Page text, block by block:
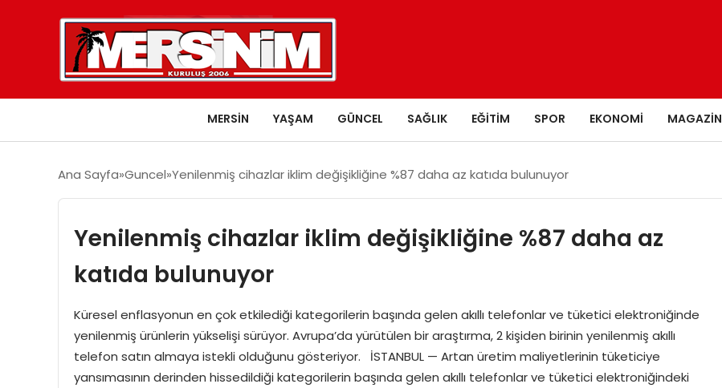
MERSIN YAŞAM GÜNCEL SAĞLIK EĞITIM SPOR EKONOMI MAGAZIN
Ana Sayfa Guncel Yenilenmiş cihazlar iklim değişikliğine %87 daha az katıda bulunuyor
Yenilenmiş cihazlar iklim değişikliğine %87 daha az
katıda bulunuyor
Küresel enflasyonun en çok etkilediği kategorilerin başında gelen akıllı telefonlar ve tüketici elektroniğinde
yenilenmiş ürünlerin yükselişi sürüyor. Avrupa’da yürütülen bir araştırma, 2 kişiden birinin yenilenmiş akıllı
telefon satın almaya istekli olduğunu gösteriyor. İSTANBUL — Artan üretim maliyetlerinin tüketiciye
yansımasının derinden hissedildiği kategorilerin başında gelen akıllı telefonlar ve tüketici elektroniğindeki